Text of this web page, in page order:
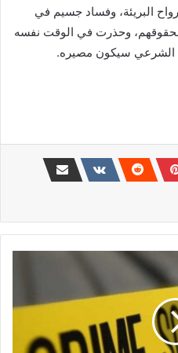
البريئة، وفساد جسيم في
لحقوقهم، وحذرت في الوقت نفسه
الشرعي سيكون مصيره.